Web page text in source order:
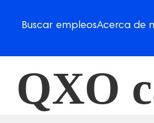
Buscar empleosAcerca de
QXO